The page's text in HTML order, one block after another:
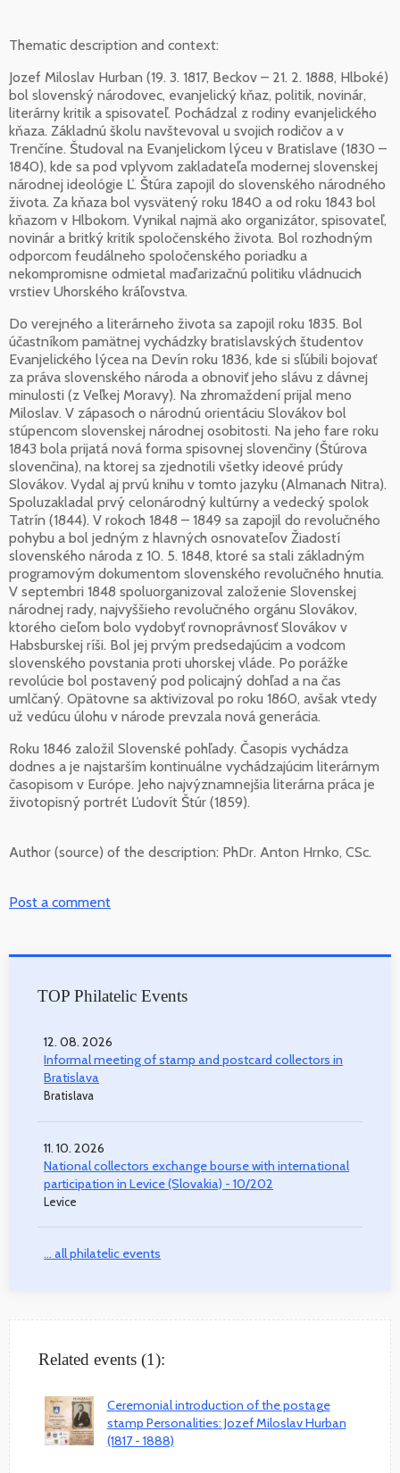
Thematic description and context:
Jozef Miloslav Hurban (19. 3. 1817, Beckov – 21. 2. 1888, Hlboké)
bol slovenský národovec, evanjelický kňaz, politik, novinár,
literárny kritik a spisovateľ. Pochádzal z rodiny evanjelického
kňaza. Základnú školu navštevoval u svojich rodičov a v
Trenčíne. Študoval na Evanjelickom lýceu v Bratislave (1830 –
1840), kde sa pod vplyvom zakladateľa modernej slovenskej
národnej ideológie Ľ. Štúra zapojil do slovenského národného
života. Za kňaza bol vysvätený roku 1840 a od roku 1843 bol
kňazom v Hlbokom. Vynikal najmä ako organizátor, spisovateľ,
novinár a britký kritik spoločenského života. Bol rozhodným
odporcom feudálneho spoločenského poriadku a
nekompromisne odmietal maďarizačnú politiku vládnucich
vrstiev Uhorského kráľovstva.
Do verejného a literárneho života sa zapojil roku 1835. Bol
účastníkom pamätnej vychádzky bratislavských študentov
Evanjelického lýcea na Devín roku 1836, kde si sľúbili bojovať
za práva slovenského národa a obnoviť jeho slávu z dávnej
minulosti (z Veľkej Moravy). Na zhromaždení prijal meno
Miloslav. V zápasoch o národnú orientáciu Slovákov bol
stúpencom slovenskej národnej osobitosti. Na jeho fare roku
1843 bola prijatá nová forma spisovnej slovenčiny (Štúrova
slovenčina), na ktorej sa zjednotili všetky ideové prúdy
Slovákov. Vydal aj prvú knihu v tomto jazyku (Almanach Nitra).
Spoluzakladal prvý celonárodný kultúrny a vedecký spolok
Tatrín (1844). V rokoch 1848 – 1849 sa zapojil do revolučného
pohybu a bol jedným z hlavných osnovateľov Žiadostí
slovenského národa z 10. 5. 1848, ktoré sa stali základným
programovým dokumentom slovenského revolučného hnutia.
V septembri 1848 spoluorganizoval založenie Slovenskej
národnej rady, najvyššieho revolučného orgánu Slovákov,
ktorého cieľom bolo vydobyť rovnoprávnosť Slovákov v
Habsburskej ríši. Bol jej prvým predsedajúcim a vodcom
slovenského povstania proti uhorskej vláde. Po porážke
revolúcie bol postavený pod policajný dohľad a na čas
umlčaný. Opätovne sa aktivizoval po roku 1860, avšak vtedy
už vedúcu úlohu v národe prevzala nová generácia.
Roku 1846 založil Slovenské pohľady. Časopis vychádza
dodnes a je najstarším kontinuálne vychádzajúcim literárnym
časopisom v Európe. Jeho najvýznamnejšia literárna práca je
životopisný portrét Ľudovít Štúr (1859).
Author (source) of the description: PhDr. Anton Hrnko, CSc.
Post a comment
TOP Philatelic Events
12. 08. 2026
Informal meeting of stamp and postcard collectors in
Bratislava
Bratislava
11. 10. 2026
National collectors exchange bourse with international
participation in Levice (Slovakia) - 10/202
Levice
... all philatelic events
Related events (1):
Ceremonial introduction of the postage
stamp Personalities: Jozef Miloslav Hurban
(1817 - 1888)